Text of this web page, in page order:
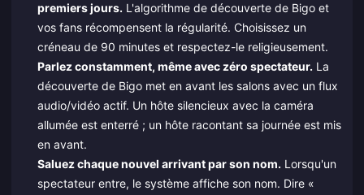
premiers jours. L'algorithme de découverte de Bigo et
vos fans récompensent la régularité. Choisissez un
créneau de 90 minutes et respectez-le religieusement.
Parlez constamment, même avec zéro spectateur. La
découverte de Bigo met en avant les salons avec un flux
audio/vidéo actif. Un hôte silencieux avec la caméra
allumée est enterré ; un hôte racontant sa journée est mis
en avant.
Saluez chaque nouvel arrivant par son nom. Lorsqu'un
spectateur entre, le système affiche son nom. Dire «